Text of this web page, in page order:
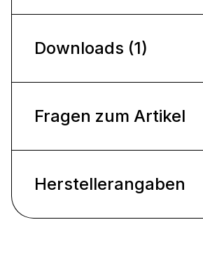
Downloads (1)
Fragen zum Artikel
Herstellerangaben